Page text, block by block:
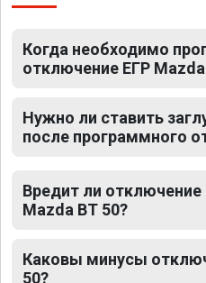
Когда необходимо
отключение ЕГР Mazda
Нужно ли ставить
после программного
Вредит ли
Mazda BT 50?
Каковы минусы
50?